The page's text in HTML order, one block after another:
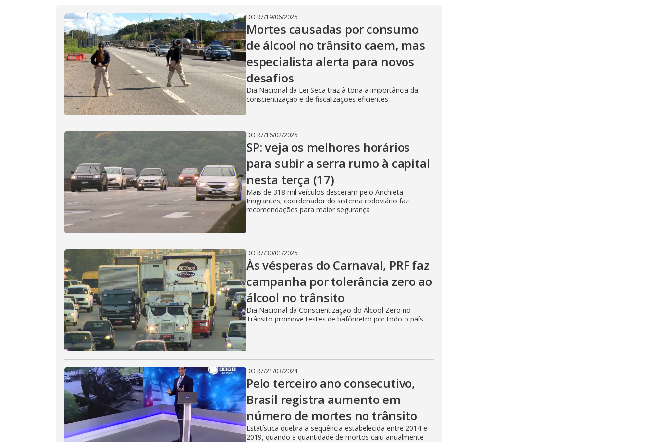
DO R7/19/06/2026
Mortes causadas por consumo
de álcool no trânsito caem, mas
especialista alerta para novos
desafios
Dia Nacional da Lei Seca traz à tona a importância da
conscientização e de fiscalizações eficientes
DO R7/16/02/2026
SP: veja os melhores horários
para subir a serra rumo à capital
nesta terça (17)
Mais de 318 mil veículos desceram pelo Anchieta-
Imigrantes; coordenador do sistema rodoviário faz
recomendações para maior segurança
DO R7/30/01/2026
Às vésperas do Carnaval, PRF faz
campanha por tolerância zero ao
álcool no trânsito
Dia Nacional da Conscientização do Álcool Zero no
Trânsito promove testes de bafômetro por todo o país
DO R7/21/03/2024
Pelo terceiro ano consecutivo,
Brasil registra aumento em
número de mortes no trânsito
Estatística quebra a sequência estabelecida entre 2014 e
2019, quando a quantidade de mortos caiu anualmente